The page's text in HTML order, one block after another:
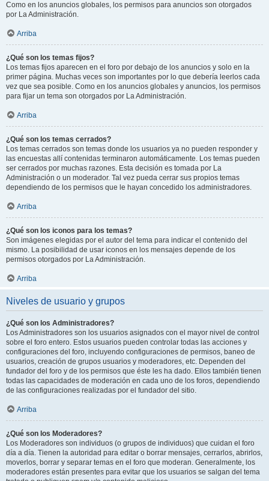
Como en los anuncios globales, los permisos para anuncios son otorgados
por La Administración.
Arriba
¿Qué son los temas fijos?
Los temas fijos aparecen en el foro por debajo de los anuncios y solo en la
primer página. Muchas veces son importantes por lo que debería leerlos cada
vez que sea posible. Como en los anuncios globales y anuncios, los permisos
para fijar un tema son otorgados por La Administración.
Arriba
¿Qué son los temas cerrados?
Los temas cerrados son temas donde los usuarios ya no pueden responder y
las encuestas allí contenidas terminaron automáticamente. Los temas pueden
ser cerrados por muchas razones. Esta decisión es tomada por La
Administración o un moderador. Tal vez pueda cerrar sus propios temas
dependiendo de los permisos que le hayan concedido los administradores.
Arriba
¿Qué son los iconos para los temas?
Son imágenes elegidas por el autor del tema para indicar el contenido del
mismo. La posibilidad de usar iconos en los mensajes depende de los
permisos otorgados por La Administración.
Arriba
Niveles de usuario y grupos
¿Qué son los Administradores?
Los Administradores son los usuarios asignados con el mayor nivel de control
sobre el foro entero. Estos usuarios pueden controlar todas las acciones y
configuraciones del foro, incluyendo configuraciones de permisos, baneo de
usuarios, creación de grupos usuarios y moderadores, etc. Dependen del
fundador del foro y de los permisos que éste les ha dado. Ellos también tienen
todas las capacidades de moderación en cada uno de los foros, dependiendo
de las configuraciones realizadas por el fundador del sitio.
Arriba
¿Qué son los Moderadores?
Los Moderadores son individuos (o grupos de individuos) que cuidan el foro
día a día. Tienen la autoridad para editar o borrar mensajes, cerrarlos, abrirlos,
moverlos, borrar y separar temas en el foro que moderan. Generalmente, los
moderadores están presentes para evitar que los usuarios se salgan del tema